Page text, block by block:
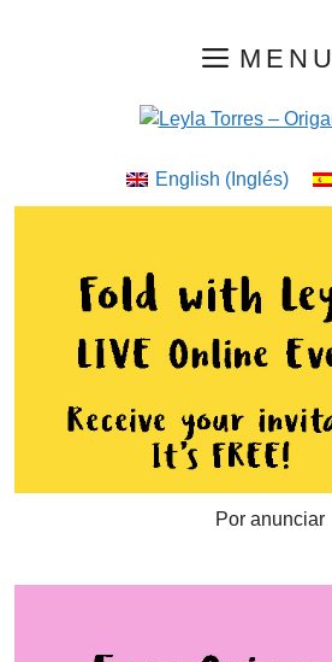
MENU
English ( Inglés)
Por anunciar